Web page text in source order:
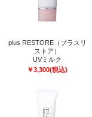
plus RESTORE（プラスリ
ストア）
UVミルク
￥3,300(税込)